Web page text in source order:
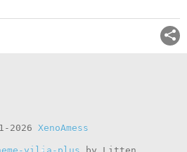
2026 XenoAmess